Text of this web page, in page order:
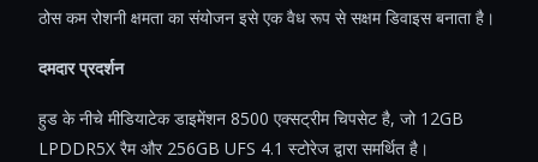
ठोस कम रोशनी क्षमता का संयोजन इसे एक वैध रूप से सक्षम डिवाइस बनाता है।
दमदार प्रदर्शन
हुड के नीचे मीडियाटेक डाइमेंशन 8500 एक्सट्रीम चिपसेट है, जो 12GB
LPDDR5X रैम और 256GB UFS 4.1 स्टोरेज द्वारा समर्थित है।